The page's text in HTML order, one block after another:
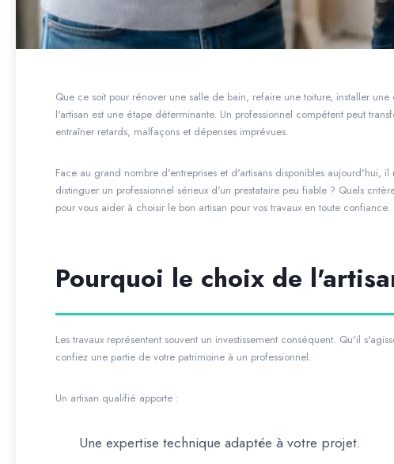
Que ce soit pour rénover une salle de bain, refaire une toiture, installer
l'artisan est une étape déterminante. Un professionnel compétent peut
entraîner retards, malfaçons et dépenses imprévues.
Face au grand nombre d'entreprises et d'artisans disponibles aujourd'hui,
distinguer un professionnel sérieux d'un prestataire peu fiable ? Quels
pour vous aider à choisir le bon artisan pour vos travaux en toute confiance.
Pourquoi le choix de
Les travaux représentent souvent un investissement conséquent. Qu'il
confiez une partie de votre patrimoine à un professionnel.
Un artisan qualifié apporte :
Une expertise technique adaptée à votre projet.